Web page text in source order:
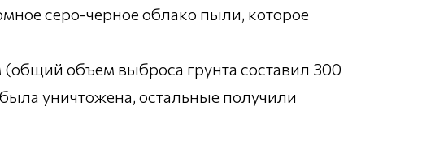
серо-черное облако пыли, которое
объем выброса грунта составил 300
уничтожена, остальные получили